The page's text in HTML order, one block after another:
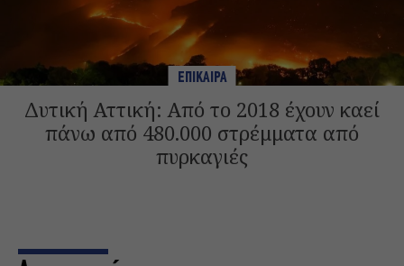
ΕΠΙΚΑΙΡΑ
Δυτική Αττική: Από το 2018 έχουν καεί
πάνω από 480.000 στρέμματα από
πυρκαγιές